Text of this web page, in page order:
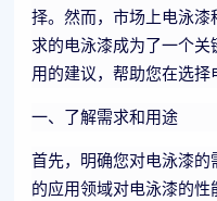
择。然而，市场上电泳
求的电泳漆成为了一个
用的建议，帮助您在选择
一、了解需求和用途
首先，明确您对电泳漆
的应用领域对电泳漆的